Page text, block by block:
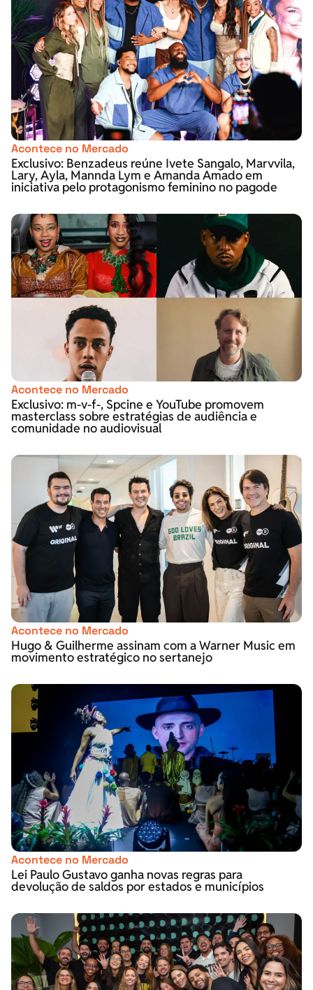
Acontece no Mercado
Exclusivo: Benzadeus reúne Ivete Sangalo, Marvvila,
Lary, Ayla, Mannda Lym e Amanda Amado em
iniciativa pelo protagonismo feminino no pagode
Acontece no Mercado
Exclusivo: m-v-f-, Spcine e YouTube promovem
masterclass sobre estratégias de audiência e
comunidade no audiovisual
Acontece no Mercado
Hugo & Guilherme assinam com a Warner Music em
movimento estratégico no sertanejo
Acontece no Mercado
Lei Paulo Gustavo ganha novas regras para
devolução de saldos por estados e municípios